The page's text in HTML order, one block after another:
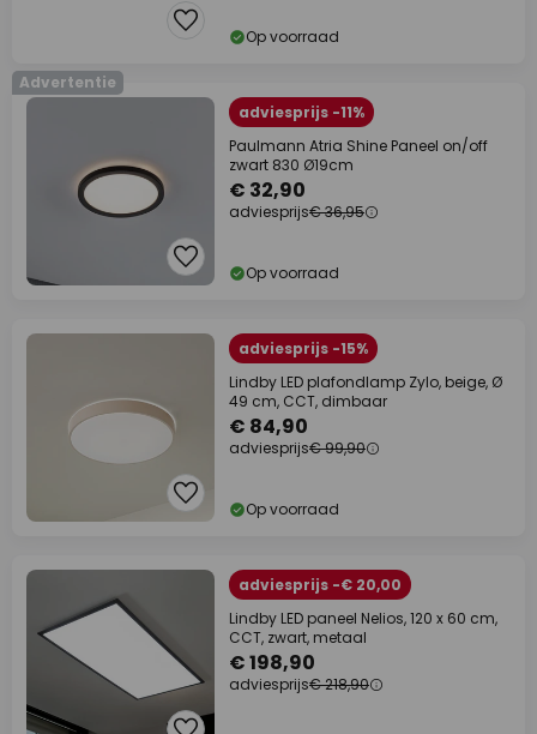
Op voorraad
Advertentie
adviesprijs -11%
Paulmann Atria Shine Paneel on/off
zwart 830 Ø19cm
€ 32,90
adviesprijs€ 36,95
Op voorraad
adviesprijs -15%
Lindby LED plafondlamp Zylo, beige, Ø
49 cm, CCT, dimbaar
€ 84,90
adviesprijs€ 99,90
Op voorraad
adviesprijs -€ 20,00
Lindby LED paneel Nelios, 120 x 60 cm,
CCT, zwart, metaal
€ 198,90
adviesprijs€ 218,90